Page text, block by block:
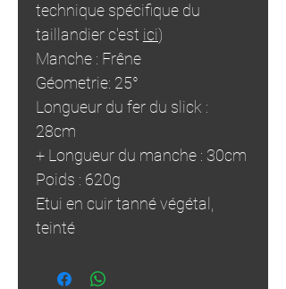
technique spécifique du
taillandier c'est ici)
Manche : Frêne
Géometrie: 25°
Longueur du fer du slick :
28cm
+ Longueur du manche : 30cm
Poids : 620g
Etui en cuir tanné végétal,
teinté